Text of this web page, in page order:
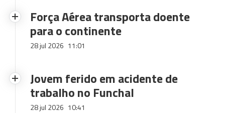
Força Aérea transporta doente
para o continente
28 jul 2026 11:01
Jovem ferido em acidente de
trabalho no Funchal
28 jul 2026 10:41